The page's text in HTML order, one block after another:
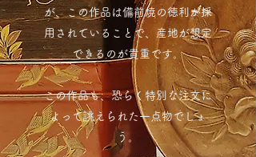
が、この作品は備前焼の徳利が採
用されていることで、産地が想定
できるのが貴重です。
この作品も、恐らく特別な注文に
よって誂えられた一点物でしょ
う。